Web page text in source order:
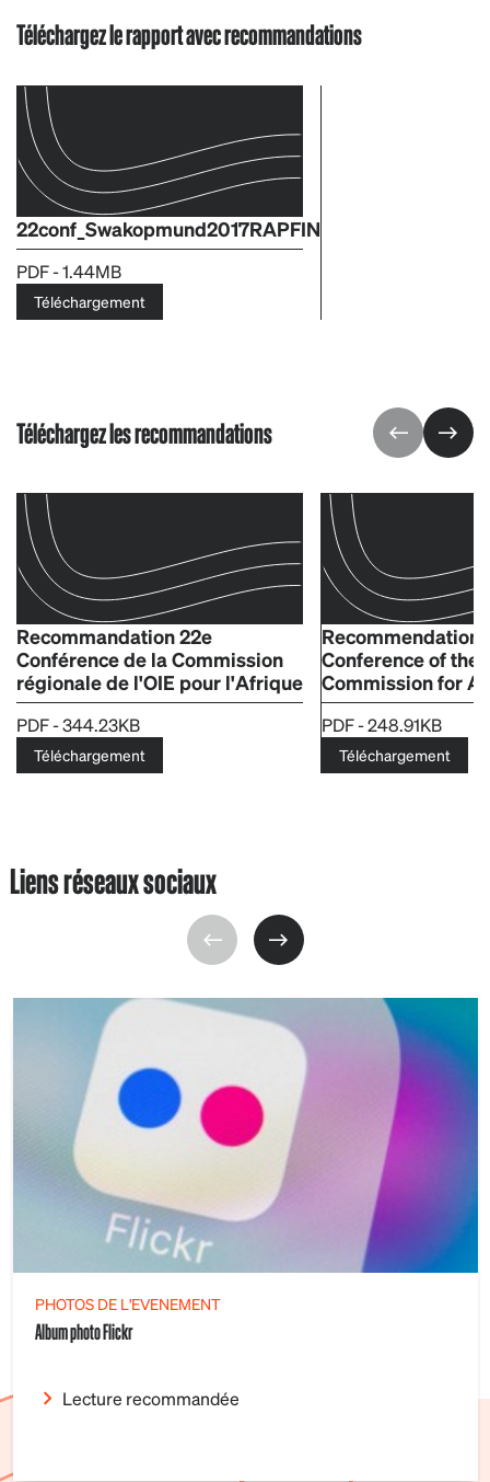
Téléchargez le rapport avec recommandations
22conf_Swakopmund2017RAPFIN
PDF - 1.44MB
Téléchargement
Téléchargez les recommandations
Recommandation 22e
Conférence de la Commission
régionale de l'OIE pour l'Afrique
PDF - 344.23KB
Téléchargement
Conference of the
Commission for
PDF - 248.91KB
Téléchargement
Liens réseaux sociaux
PHOTOS DE L'EVENEMENT
Album photo Flickr
Lecture recommandée